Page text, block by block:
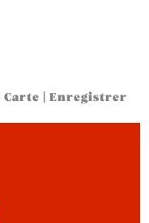
Carte Enregistrer